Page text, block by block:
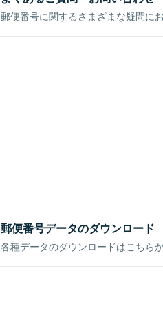
郵便番号に関するさまざまな疑問に
郵便番号データのダウンロード
各種データのダウンロードはこちら